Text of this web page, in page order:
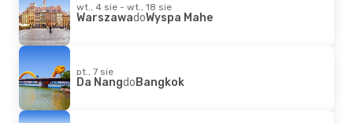
wt., 4 sie - wt., 18 sie
WarszawadoWyspa Mahe
pt., 7 sie
Da NangdoBangkok